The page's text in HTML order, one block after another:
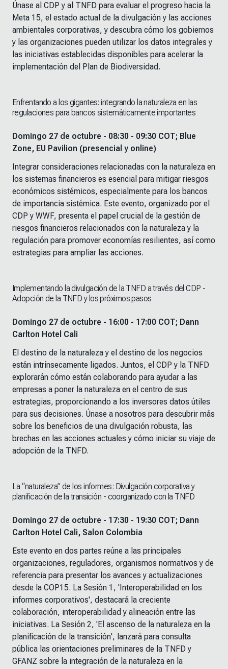
Únase al CDP y al TNFD para evaluar el progreso hacia la
Meta 15, el estado actual de la divulgación y las acciones
ambientales corporativas, y descubra cómo los gobiernos
y las organizaciones pueden utilizar los datos integrales y
las iniciativas establecidas disponibles para acelerar la
implementación del Plan de Biodiversidad.
Enfrentando a los gigantes: integrando la naturaleza en las
regulaciones para bancos sistemáticamente importantes
Domingo 27 de octubre - 08:30 - 09:30 COT; Blue
Zone, EU Pavilion (presencial y online)
Integrar consideraciones relacionadas con la naturaleza en
los sistemas financieros es esencial para mitigar riesgos
económicos sistémicos, especialmente para los bancos
de importancia sistémica. Este evento, organizado por el
CDP y WWF, presenta el papel crucial de la gestión de
riesgos financieros relacionados con la naturaleza y la
regulación para promover economías resilientes, así como
estrategias para ampliar las acciones.
Implementando la divulgación de la TNFD a través del CDP -
Adopción de la TNFD y los próximos pasos
Domingo 27 de octubre - 16:00 - 17:00 COT; Dann
Carlton Hotel Cali
El destino de la naturaleza y el destino de los negocios
están intrínsecamente ligados. Juntos, el CDP y la TNFD
explorarán cómo están colaborando para ayudar a las
empresas a poner la naturaleza en el centro de sus
estrategias, proporcionando a los inversores datos útiles
para sus decisiones. Únase a nosotros para descubrir más
sobre los beneficios de una divulgación robusta, las
brechas en las acciones actuales y cómo iniciar su viaje de
adopción de la TNFD.
La “naturaleza” de los informes: Divulgación corporativa y
planificación de la transición - coorganizado con la TNFD
Domingo 27 de octubre - 17:30 - 19:30 COT; Dann
Carlton Hotel Cali, Salon Colombia
Este evento en dos partes reúne a las principales
organizaciones, reguladores, organismos normativos y de
referencia para presentar los avances y actualizaciones
desde la COP15. La Sesión 1, 'Interoperabilidad en los
informes corporativos', destacará la creciente
colaboración, interoperabilidad y alineación entre las
iniciativas. La Sesión 2, 'El ascenso de la naturaleza en la
planificación de la transición', lanzará para consulta
pública las orientaciones preliminares de la TNFD y
GFANZ sobre la integración de la naturaleza en la